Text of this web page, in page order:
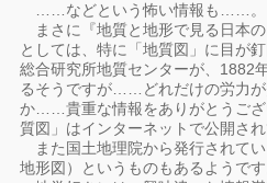
……などという怖い情報も……。
まさに『地質と地形で見る日本
としては、特に「地質図」に目
総合研究所地質センターが、1882
るそうですが……どれだけの労力が
か……貴重な情報をありがとうご
質図」はインターネットで公開され
また国土地理院から発行されて
地形図）というものもあるようです